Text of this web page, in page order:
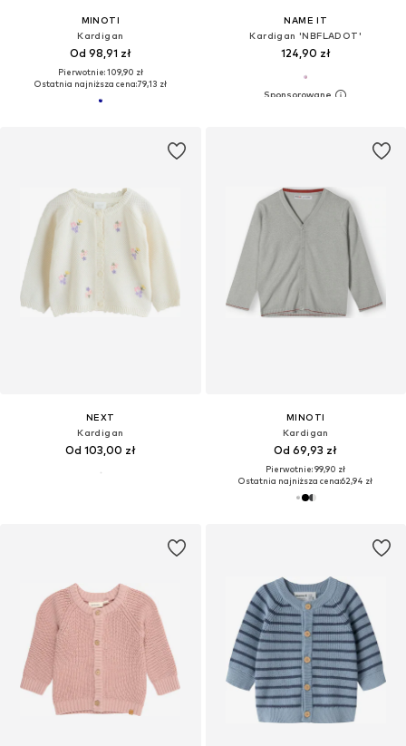
MINOTI
Kardigan
Od 98,91 zł
Pierwotnie: 109,90 zł
Ostatnia najniższa cena:79,13 zł
NAME IT
Kardigan 'NBFLADOT'
124,90 zł
NEXT
Kardigan
Od 103,00 zł
MINOTI
Kardigan
Od 69,93 zł
Pierwotnie: 99,90 zł
Ostatnia najniższa cena:62,94 zł